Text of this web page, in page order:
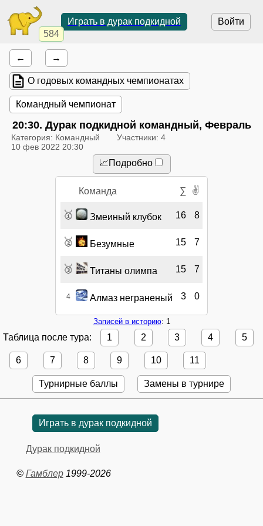
584
Войти
Играть в дурак подкидной
← →
О годовых командных чемпионатах
Командный чемпионат
20:30. Дурак подкидной командный, Февраль
Категория: Командный
Участники: 4
10 фев 2022 20:30
📈Подробно
Команда ∑ ✌
🥇 Змеиный клубок 16 8
🥈 Безумные 15 7
🥉 Титаны олимпа 15 7
4 Алмаз неграненый 3 0
Записей в историю: 1
Таблица после тура: 1 2 3 4 5
6 7 8 9 10 11
Турнирные баллы Замены в турнире
Играть в дурак подкидной
Дурак подкидной
© Гамблер1999-2026